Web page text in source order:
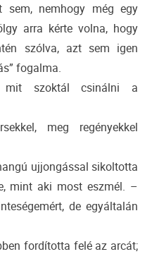
sem, nemhogy még egy
arra kérte volna, hogy
szólva, azt sem igen
fogalma.
szoktál csinálni a
meg regényekkel
ujjongással sikoltotta
mint aki most eszmél. –
de egyáltalán
fordította felé az arcát;